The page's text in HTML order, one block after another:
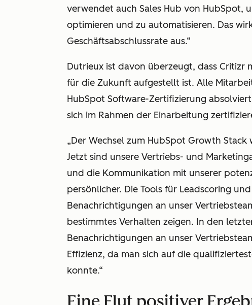
verwendet auch Sales Hub von HubSpot,
optimieren und zu automatisieren. Das
Geschäftsabschlussrate aus.“
Dutrieux ist davon überzeugt, dass Critizr
für die Zukunft aufgestellt ist. Alle
HubSpot Software-Zertifizierung
sich im Rahmen der Einarbeitung
„Der Wechsel zum HubSpot Growth
Jetzt sind unsere Vertriebs- und
und die Kommunikation mit unserer
persönlicher. Die Tools für Leadscoring
Benachrichtigungen an unser
bestimmtes Verhalten zeigen. In den
Benachrichtigungen an unser
Effizienz, da man sich auf die
konnte.“